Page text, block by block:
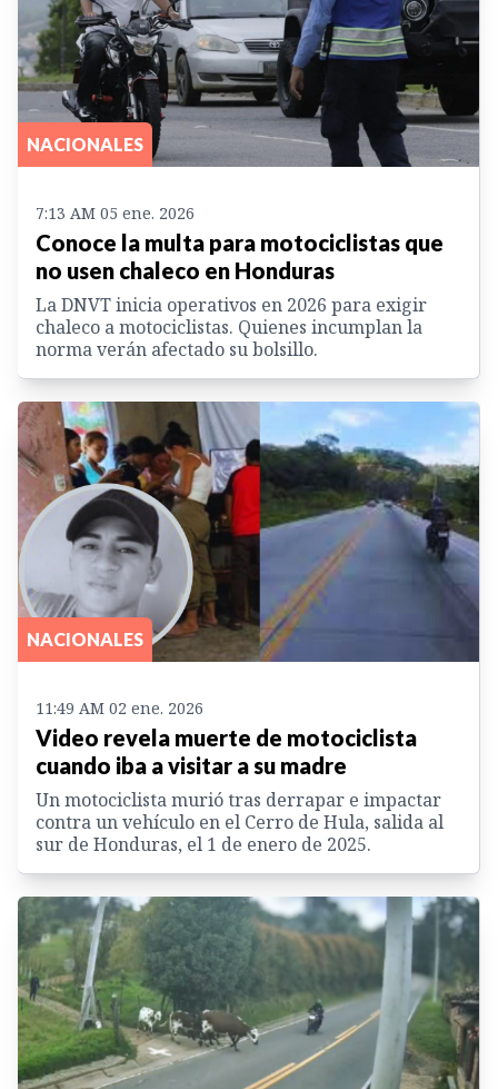
NACIONALES
7:13 AM 05 ene. 2026
Conoce la multa para motociclistas que
no usen chaleco en Honduras
La DNVT inicia operativos en 2026 para exigir
chaleco a motociclistas. Quienes incumplan la
norma verán afectado su bolsillo.
NACIONALES
11:49 AM 02 ene. 2026
Video revela muerte de motociclista
cuando iba a visitar a su madre
Un motociclista murió tras derrapar e impactar
contra un vehículo en el Cerro de Hula, salida al
sur de Honduras, el 1 de enero de 2025.